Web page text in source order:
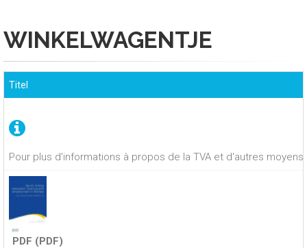
WINKELWAGENTJE
Pour plus d'informations à propos de la TVA et d'autres
Titel
PDF (PDF)